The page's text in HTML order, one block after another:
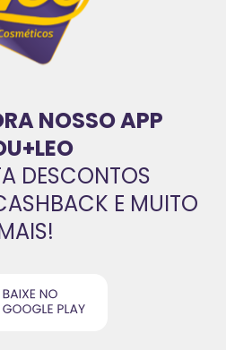
NOSSO APP
DESCONTOS
E MUITO